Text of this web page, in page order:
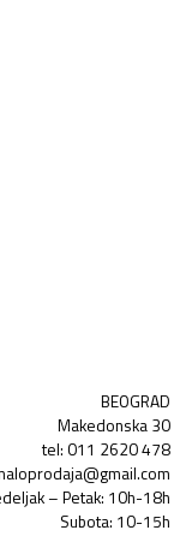
BEOGRAD
Makedonska 30
tel: 011 2620 478
– Petak: 10h-18h
Subota: 10-15h